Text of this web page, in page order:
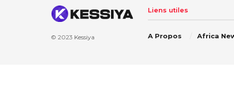
© 2023 Kessiya
Liens utiles
A Propos Africa